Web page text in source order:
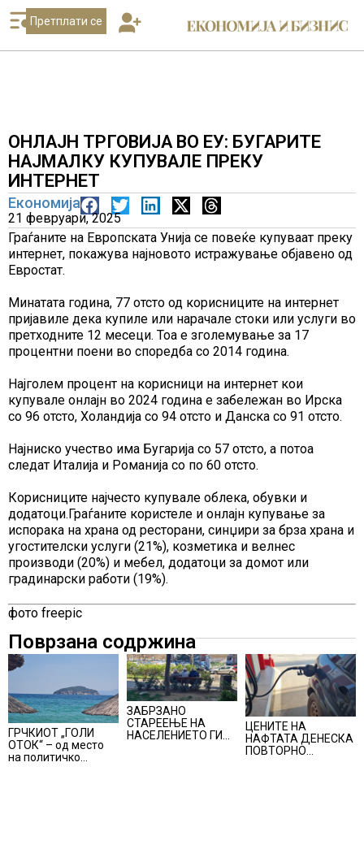
Претплати се
ОНЛАЈН ТРГОВИЈА ВО ЕУ: БУГАРИТЕ
НАЈМАЛКУ КУПУВАЛЕ ПРЕКУ
ИНТЕРНЕТ
Економија
21 февруари, 2025
Граѓаните на Европската Унија се повеќе купуваат преку
интернет, покажува најновото истражување објавено од
Евростат.
Минатата година, 77 отсто од корисниците на интернет
пријавиле дека купиле или нарачале стоки или услуги во
претходните 12 месеци. Тоа е зголемување за 17
процентни поени во споредба со 2014 година.
Најголем процент на корисници на интернет кои
купувале онлајн во 2024 година е забележан во Ирска
со 96 отсто, Холандија со 94 отсто и Данска со 91 отсто.
Најниско учество има Бугарија со 57 отсто, а потоа
следат Италија и Романија со по 60 отсто.
Корисниците најчесто купувале облека, обувки и
додатоци.Граѓаните користеле и онлајн купување за
испорака на храна од ресторани, синџири за брза храна и
угостителски услуги (21%), козметика и велнес
производи (20%) и мебел, додатоци за домот или
градинарски работи (19%).
фото freepic
Поврзана содржина
ГРЧКИОТ „ГОЛИ
ОТОК“ – од место
на политичко
ЗАБРЗАНО
СТАРЕЕЊЕ НА
НАСЕЛЕНИЕТО ГИ
ЦЕНИТЕ НА
НАФТАТА ДЕНЕСКА
ПОВТОРНО